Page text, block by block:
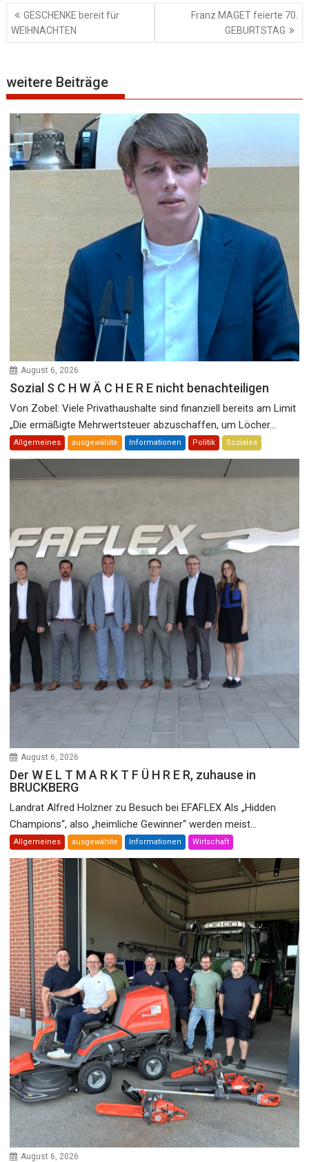
Beitragsnavigation
GESCHENKE bereit für
WEIHNACHTEN
Franz MAGET feierte 70.
GEBURTSTAG
weitere Beiträge
August 6, 2026
Sozial S C H W Ä C H E R E nicht benachteiligen
Von Zobel: Viele Privathaushalte sind finanziell bereits am Limit
„Die ermäßigte Mehrwertsteuer abzuschaffen, um Löcher...
Allgemeines ausgewählte Informationen Politik Soziales
August 6, 2026
Der W E L T M A R K T F Ü H R E R, zuhause in
BRUCKBERG
Landrat Alfred Holzner zu Besuch bei EFAFLEX Als „Hidden
Champions“, also „heimliche Gewinner“ werden meist...
Allgemeines ausgewählte Informationen Wirtschaft
August 6, 2026